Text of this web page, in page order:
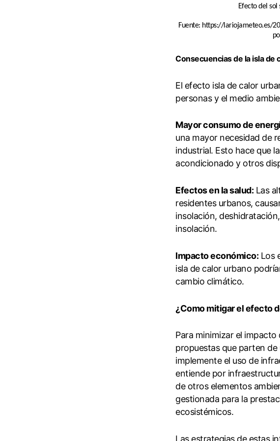
Efecto del
Fuente: https://lariojameteo.es/
Consecuencias de la isla de
El efecto isla de calor
personas y el medio
Mayor consumo de
una mayor necesidad de
industrial. Esto hace que
acondicionado y otros
Efectos en la salud: Las
residentes urbanos,
insolación,
insolación.
Impacto económico: Los
isla de calor urbano
cambio climático.
¿Como mitigar el efecto
Para minimizar el
propuestas que parten de
implemente el uso de
entiende por
de otros elementos
gestionada para la
ecosistémicos.
Las estrategias de estas